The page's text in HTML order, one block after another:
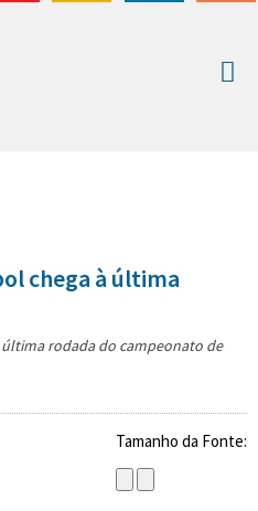
chega à última
última rodada do campeonato de
Tamanho da Fonte: